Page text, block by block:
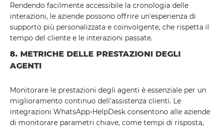
Rendendo facilmente accessibile la cronologia delle
interazioni, le aziende possono offrire un'esperienza di
supporto più personalizzata e coinvolgente, che rispetta il
tempo del cliente e le interazioni passate.
8. METRICHE DELLE PRESTAZIONI DEGLI
AGENTI
Monitorare le prestazioni degli agenti è essenziale per un
miglioramento continuo dell'assistenza clienti. Le
integrazioni WhatsApp-HelpDesk consentono alle aziende
di monitorare parametri chiave, come tempi di risposta,